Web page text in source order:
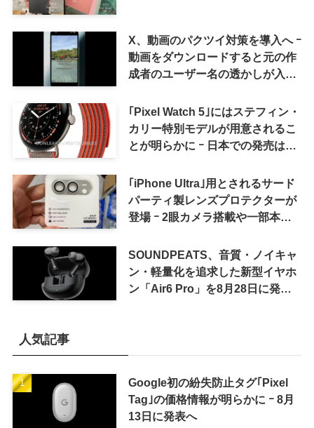
X、動画のパクツイ対策を導入へ ｰ
動画をダウンロードすると元の作
成者のユーザー名の透かしが入る
｢Pixel Watch 5｣にはステフィン・
カリー特別モデルが用意されるこ
とが明らかに ｰ 日本での発売は期
｢iPhone Ultra｣用とされるサード
パーティ製レンズプロテクターが
登場 ｰ 2眼カメラ搭載や一部本体
SOUNDPEATS、音質・ノイキャ
ン・軽量化を追求した新型イヤホ
ン「Air6 Pro」を8月28日に発売
人気記事
Google初の紛失防止タグ｢Pixel
Tag｣の価格情報が明らかに ｰ 8月
13日に発表へ